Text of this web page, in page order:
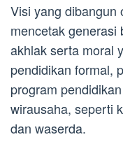
Visi yang dibangun
mencetak generasi
akhlak serta moral
pendidikan formal,
program
wirausaha, seperti
dan waserda.